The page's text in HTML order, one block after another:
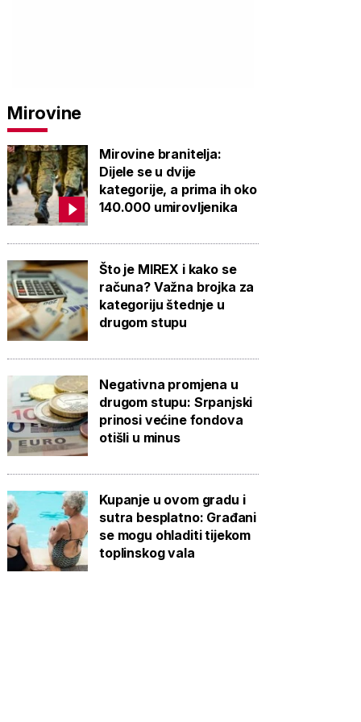
Mirovine
Mirovine branitelja:
Dijele se u dvije
kategorije, a prima ih oko
140.000 umirovljenika
Što je MIREX i kako se
računa? Važna brojka za
kategoriju štednje u
drugom stupu
Negativna promjena u
drugom stupu: Srpanjski
prinosi većine fondova
otišli u minus
Kupanje u ovom gradu i
sutra besplatno: Građani
se mogu ohladiti tijekom
toplinskog vala